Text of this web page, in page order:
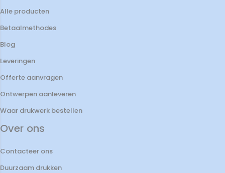
Alle producten
Betaalmethodes
Blog
Leveringen
Offerte aanvragen
Ontwerpen aanleveren
Waar drukwerk bestellen
Over ons
Contacteer ons
Duurzaam drukken